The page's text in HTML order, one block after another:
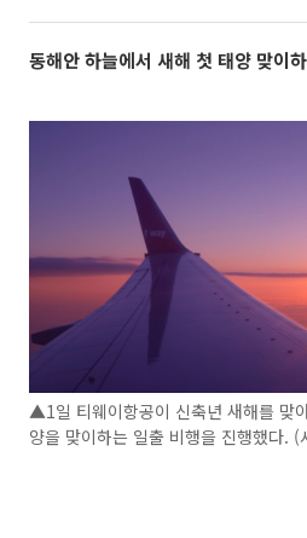
동해안 하늘에서 새해 첫 태양 맞이
▲1일 티웨이항공이 신축년 새해를 맞
양을 맞이하는 일출 비행을 진행했다. (